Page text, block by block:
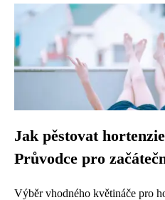
Jak pěstovat
Průvodce pro
Výběr vhodného květináče pro